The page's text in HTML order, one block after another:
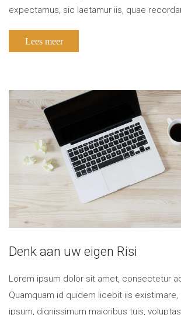
expectamus, sic laetamur iis, quae
perpetuam quis potest praestare sapienti?
Lees meer
Denk aan uw eigen Risi
Lorem ipsum dolor sit amet, consectetur
Quamquam id quidem licebit iis existimare,
ipsum, dignissimum maioribus tuis,